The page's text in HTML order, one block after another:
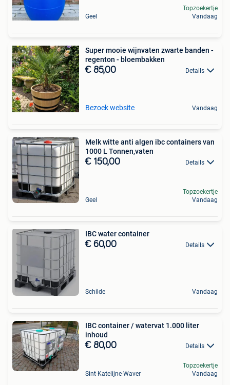
Geel
Topzoekertje
Vandaag
Super mooie wijnvaten zwarte banden -
regenton - bloembakken
€ 85,00 Details
Bezoek website Vandaag
Melk witte anti algen ibc containers van
1000 L Tonnen,vaten
€ 150,00 Details
Geel
Topzoekertje
Vandaag
IBC water container
€ 60,00 Details
Schilde Vandaag
IBC container / watervat 1.000 liter
inhoud
€ 80,00 Details
Sint-Katelijne-Waver
Topzoekertje
Vandaag